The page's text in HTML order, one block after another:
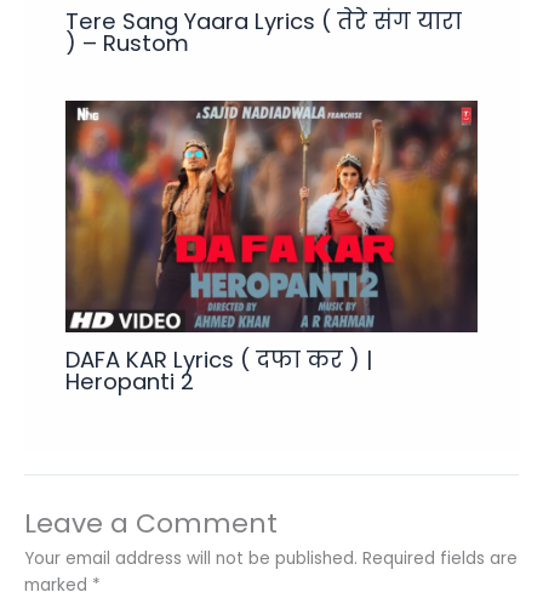
Tere Sang Yaara Lyrics ( तेरे संग यारा
) – Rustom
DAFA KAR Lyrics ( दफा कर ) |
Heropanti 2
Leave a Comment
Your email address will not be published. Required fields are
marked *